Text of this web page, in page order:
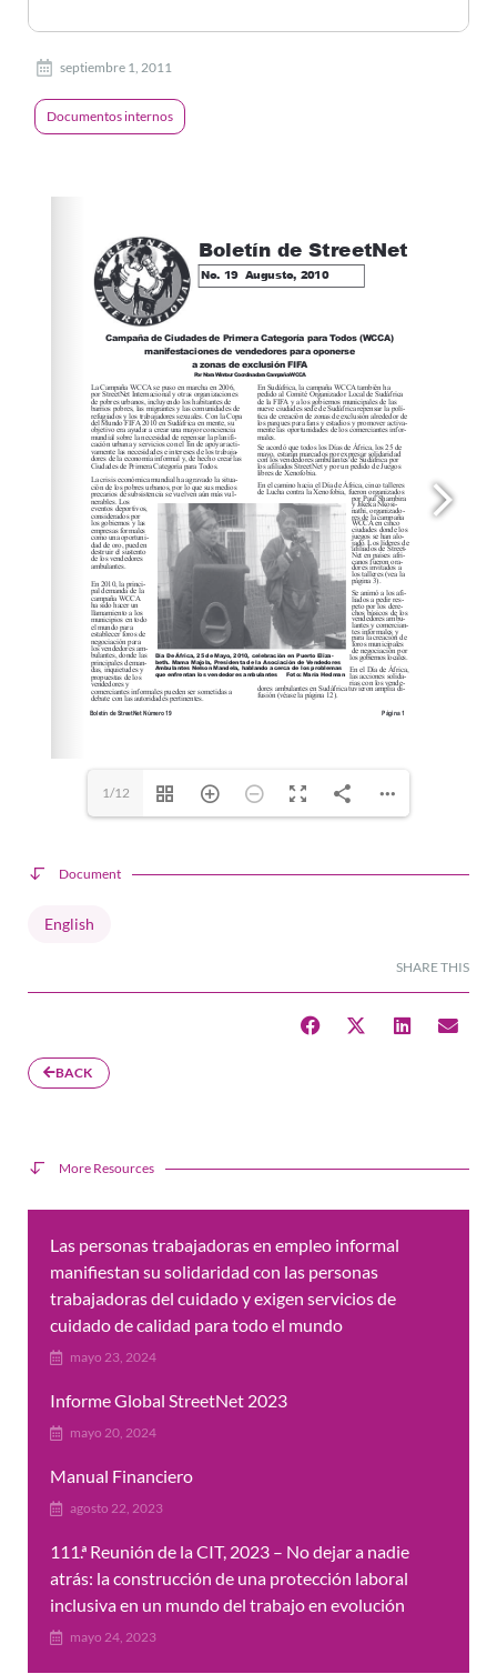
septiembre 1, 2011
Documentos internos
1/12
English
Document
SHARE THIS
BACK
More Resources
Las personas trabajadoras en empleo informal
manifiestan su solidaridad con las personas
trabajadoras del cuidado y exigen servicios de
cuidado de calidad para todo el mundo
mayo 23, 2024
Informe Global StreetNet 2023
mayo 20, 2024
Manual Financiero
agosto 22, 2023
111.ª Reunión de la CIT, 2023 – No dejar a nadie
atrás: la construcción de una protección laboral
inclusiva en un mundo del trabajo en evolución
mayo 24, 2023